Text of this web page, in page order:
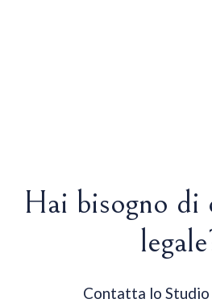
Hai bisogno di
Contatta lo Studio